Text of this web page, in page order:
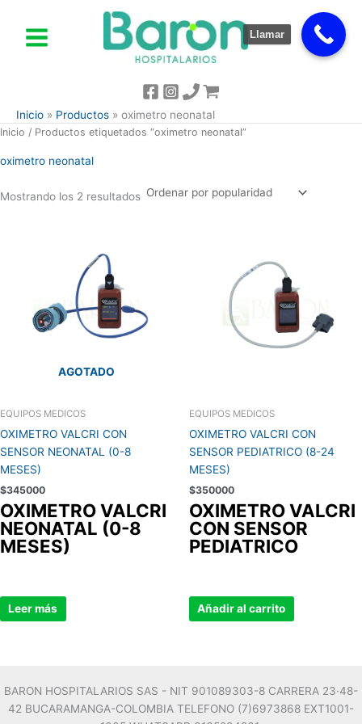
contenido
Inicio Productos oximetro neonatal
Inicio / Productos etiquetados “oximetro neonatal”
oximetro neonatal
Mostrando los 2 resultados
popularidad
AGOTADO
EQUIPOS MEDICOS
OXIMETRO VALCRI CON
SENSOR NEONATAL (0-8
MESES)
$345000
OXIMETRO VALCRI
NEONATAL (0-8
MESES)
Leer más
EQUIPOS MEDICOS
OXIMETRO VALCRI CON
SENSOR PEDIATRICO (8-24
MESES)
$350000
OXIMETRO VALCRI
CON SENSOR
PEDIATRICO
Añadir al carrito
BARON HOSPITALARIOS SAS - NIT 901089303-8 CARRERA 23·48-
42 BUCARAMANGA-COLOMBIA TELEFONO (7)6973868 EXT1001-
Llamar